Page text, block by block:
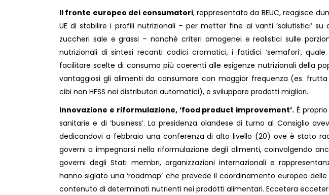
Il fronte europeo dei consumatori, rappresentato da BEUC, reagisce
UE di stabilire i profili nutrizionali – per metter fine ai vanti ‘salutistici’
zuccheri sale e grassi – nonché criteri omogenei e realistici sulle
nutrizionali di sintesi recanti codici cromatici, i fatidici ‘semafori’,
facilitare scelte di consumo più coerenti alle esigenze nutrizionali della
vantaggiosi gli alimenti da consumare con maggior frequenza (es.
cibi non HFSS nei distributori automatici), e sviluppare prodotti migliori.
Innovazione e riformulazione, ‘food product improvement’. È
sanitarie e di ‘business’. La presidenza olandese di turno al Consiglio
dedicandovi a febbraio una conferenza di alto livello (20) ove è stato
governi a impegnarsi nella riformulazione degli alimenti, coinvolgendo
governi degli Stati membri, organizzazioni internazionali e
hanno siglato una ‘roadmap’ che prevede il coordinamento europeo
contenuto di determinati nutrienti nei prodotti alimentari. Eccetera